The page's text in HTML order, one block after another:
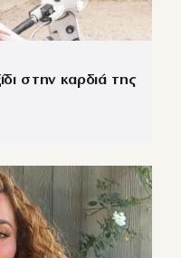
στην καρδιά της